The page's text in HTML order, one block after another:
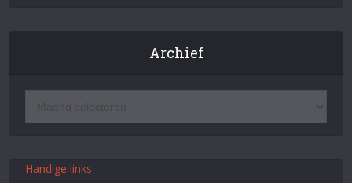
Archief
Handige links